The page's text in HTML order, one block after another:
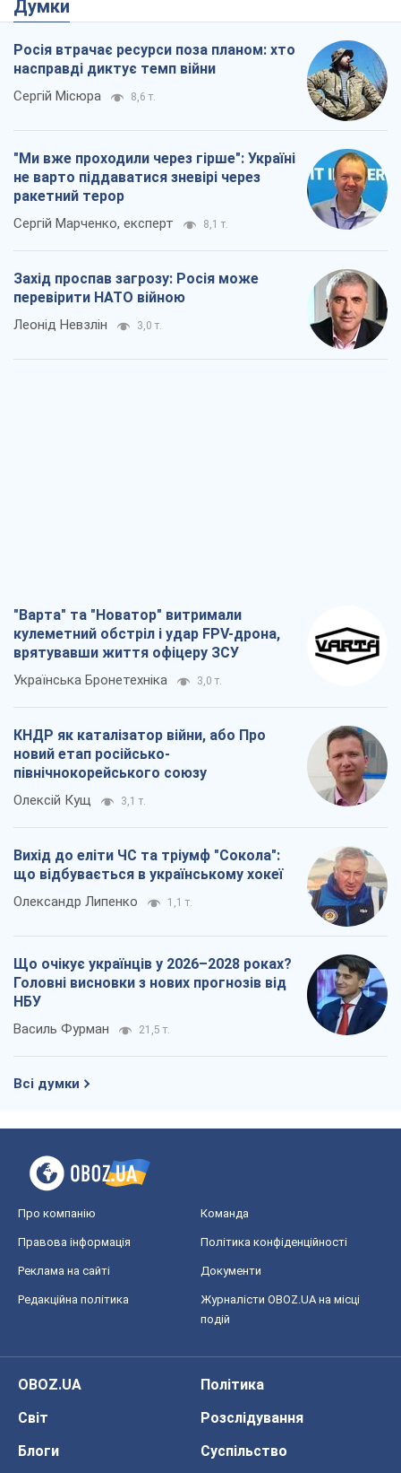
Думки
Росія втрачає ресурси поза планом: хто
насправді диктує темп війни
Сергій Місюра 8,6 т.
"Ми вже проходили через гірше": Україні
не варто піддаватися зневірі через
ракетний терор
Сергій Марченко, експерт 8,1 т.
Захід проспав загрозу: Росія може
перевірити НАТО війною
Леонід Невзлін 3,0 т.
"Варта" та "Новатор" витримали
кулеметний обстріл і удар FPV-дрона,
врятувавши життя офіцеру ЗСУ
Українська Бронетехніка 3,0 т.
КНДР як каталізатор війни, або Про
новий етап російсько-
північнокорейського союзу
Олексій Кущ 3,1 т.
Вихід до еліти ЧС та тріумф "Сокола":
що відбувається в українському хокеї
Олександр Липенко 1,1 т.
Що очікує українців у 2026–2028 роках?
Головні висновки з нових прогнозів від
НБУ
Василь Фурман 21,5 т.
Всі думки
Про компанію Команда
Правова інформація Політика конфіденційності
Реклама на сайті Документи
Редакційна політика
Журналісти OBOZ.UA на місці
подій
OBOZ.UA
Політика
Світ
Розслідування
Блоги
Суспільство